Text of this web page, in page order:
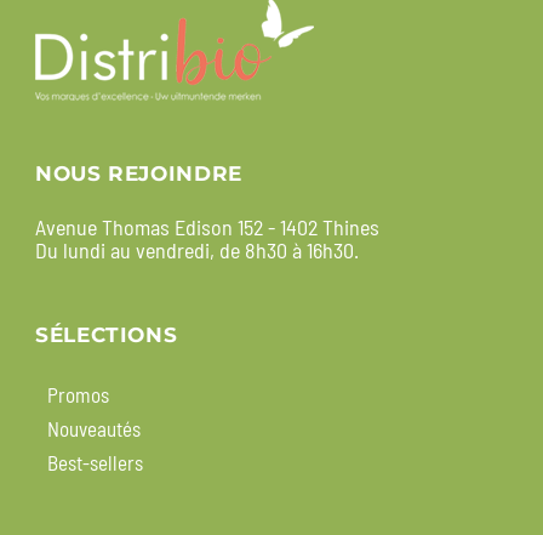
NOUS REJOINDRE
Avenue Thomas Edison 152 - 1402 Thines
Du lundi au vendredi, de 8h30 à 16h30.
SÉLECTIONS
Promos
Nouveautés
Best-sellers